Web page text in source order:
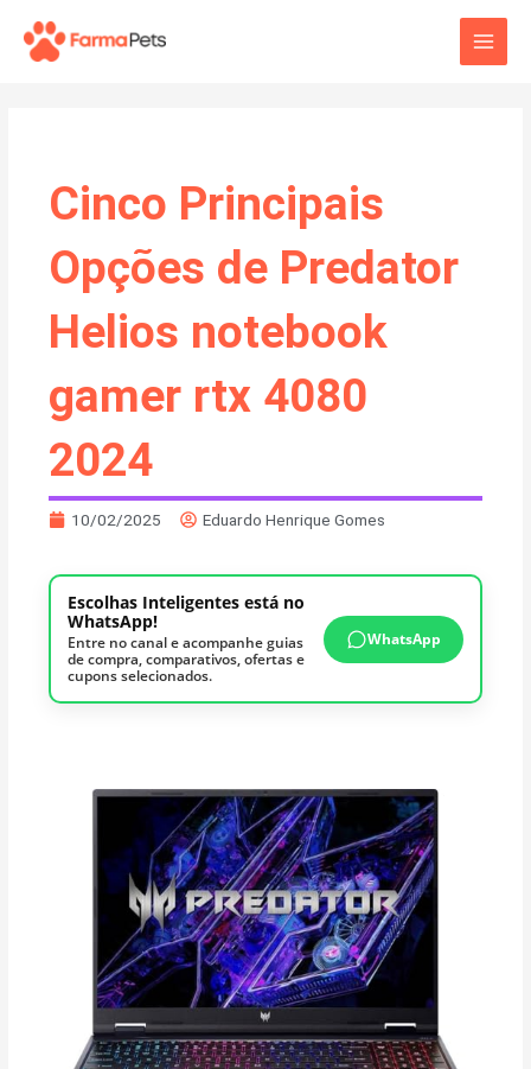
para
Main
Cinco Principais
Opções de Predator
Helios notebook
gamer rtx 4080
2024
10/02/2025 Eduardo Henrique Gomes
Escolhas Inteligentes está no
WhatsApp!
Entre no canal e acompanhe guias
de compra, comparativos, ofertas e
cupons selecionados.
WhatsApp